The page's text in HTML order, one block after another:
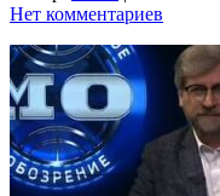
Нет комментариев